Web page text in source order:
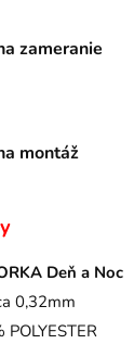
zameranie
montáž
Deň a Noc
0,32mm